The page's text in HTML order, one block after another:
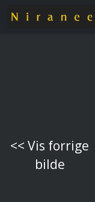
<< Vis forrige
bilde